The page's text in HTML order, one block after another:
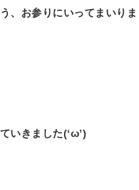
、お参りにいってまいりま
いきました(‘ω’)